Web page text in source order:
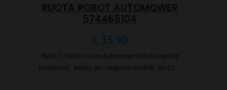
RUOTA ROBOT AUTOMOWER
574465104
€ 35,90
Ruota 574465104 per Automower Robot originale
Husqvarna Adatta per i seguenti modelli : McCu...